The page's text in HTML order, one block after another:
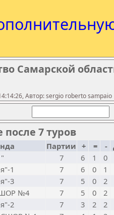
Самарской
Автор: sergio roberto sampaio
7 туров
Партии + = -
7 6 1
0
1 7 6 0
1
3 7 5 0
2
№4 7 5 0
2
2 7 3 2
2